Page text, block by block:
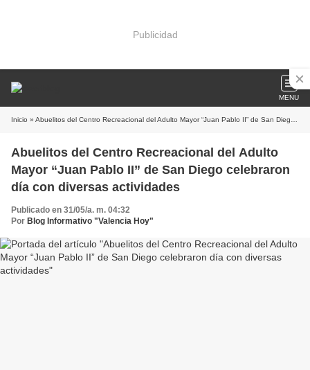
Publicidad
MENU
Inicio » Abuelitos del Centro Recreacional del Adulto Mayor “Juan Pablo II” de San Diego celebraron día con diversas actividades
Abuelitos del Centro Recreacional del Adulto
Mayor “Juan Pablo II” de San Diego celebraron
día con diversas actividades
Publicado en 31/05/a. m. 04:32
Por Blog Informativo "Valencia Hoy"